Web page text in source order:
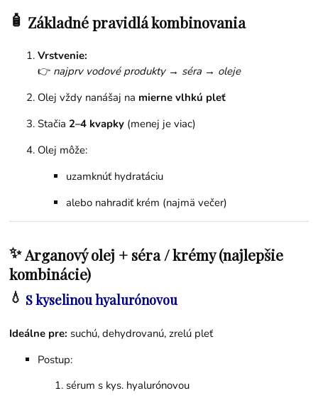
🧴 Základné pravidlá kombinovania
Vrstvenie:
👉 najprv vodové produkty → séra → oleje
Olej vždy nanášaj na mierne vlhkú pleť
Stačia 2–4 kvapky (menej je viac)
Olej môže:
uzamknúť hydratáciu
alebo nahradiť krém (najmä večer)
✨Arganový olej + séra / krémy (najlepšie
kombinácie)
💧 S kyselinou hyalurónovou
Ideálne pre: suchú, dehydrovanú, zrelú pleť
Postup:
sérum s kys. hyalurónovou